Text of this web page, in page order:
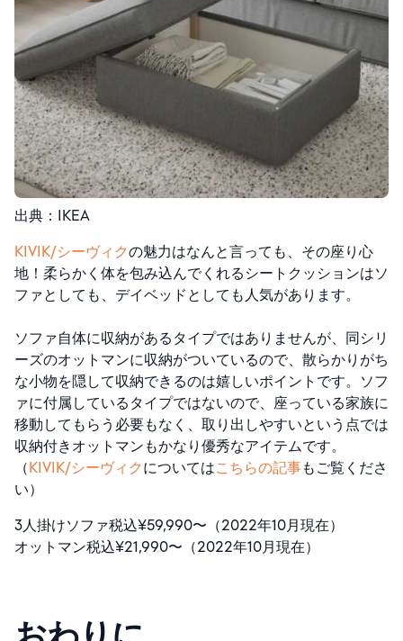
出典：IKEA
KIVIK/シーヴィクの魅力はなんと言っても、その座り心
地！柔らかく体を包み込んでくれるシートクッションはソ
ファとしても、デイベッドとしても人気があります。
ソファ自体に収納があるタイプではありませんが、同シリ
ーズのオットマンに収納がついているので、散らかりがち
な小物を隠して収納できるのは嬉しいポイントです。ソフ
ァに付属しているタイプではないので、座っている家族に
移動してもらう必要もなく、取り出しやすいという点では
収納付きオットマンもかなり優秀なアイテムです。
（ KIVIK/シーヴィク についてはこちらの記事もご覧くださ
い）
3人掛けソファ税込¥59,990〜（2022年10月現在）
オットマン税込¥21,990〜（2022年10月現在）